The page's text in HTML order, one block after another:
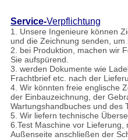
Service-Verpflichtung
1. Unsere Ingenieure können
und die Zeichnung senden, um
2. bei Produktion, machen wir
Sie aufspürend.
3. werden Dokumente wie
Frachtbrief etc. nach der
4. Wir könnten freie englische
der Einbauzeichnung, der
Wartungshandbuches und des
5. Wir liefern technische
6.Test Maschine vor
Außenseite anschließen der